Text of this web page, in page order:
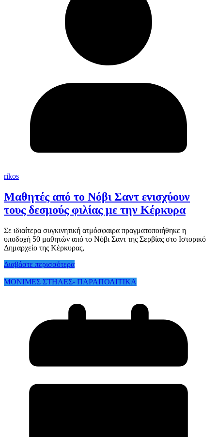
rikos
Μαθητές από το Νόβι Σαντ ενισχύουν
τους δεσμούς φιλίας με την Κέρκυρα
Σε ιδιαίτερα συγκινητική ατμόσφαιρα πραγματοποιήθηκε η
υποδοχή 50 μαθητών από το Νόβι Σαντ της Σερβίας στο Ιστορικό
Δημαρχείο της Κέρκυρας,
Διαβάστε περισσότερα
ΜΟΝΙΜΕΣ ΣΤΗΛΕΣ- ΠΑΡΑΠΟΛΙΤΙΚΑ